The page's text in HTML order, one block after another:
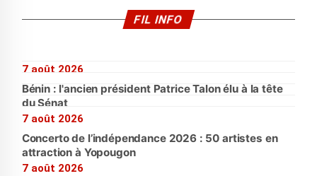
FIL INFO
7 août 2026
Bénin : l'ancien président Patrice Talon élu à la tête
du Sénat
7 août 2026
Concerto de l’indépendance 2026 : 50 artistes en
attraction à Yopougon
7 août 2026